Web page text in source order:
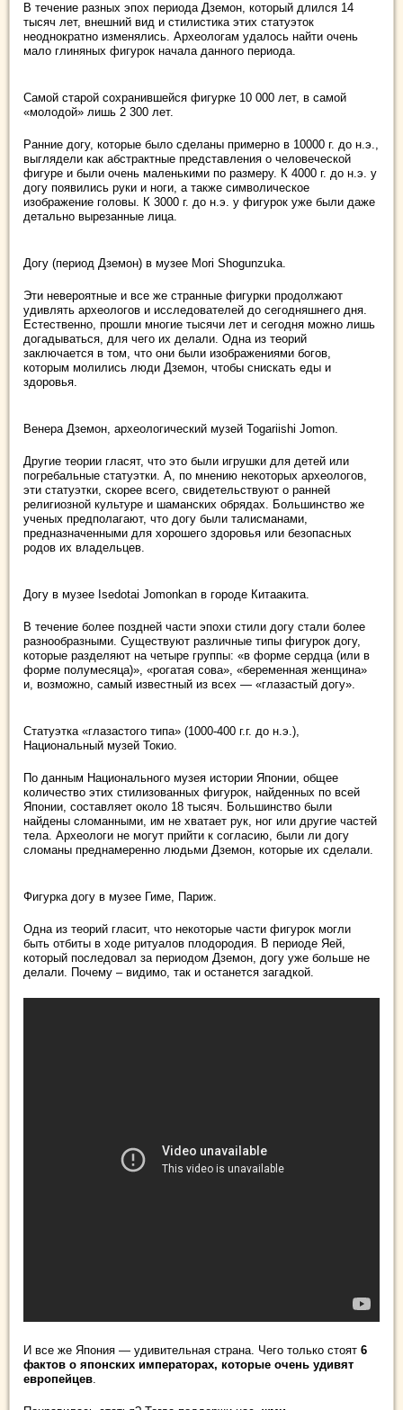
В течение разных эпох периода Дземон, который длился 14
тысяч лет, внешний вид и стилистика этих статуэток
неоднократно изменялись. Археологам удалось найти очень
мало глиняных фигурок начала данного периода.
Самой старой сохранившейся фигурке 10 000 лет, в самой
«молодой» лишь 2 300 лет.
Ранние догу, которые было сделаны примерно в 10000 г. до н.э.,
выглядели как абстрактные представления о человеческой
фигуре и были очень маленькими по размеру. К 4000 г. до н.э. у
догу появились руки и ноги, а также символическое
изображение головы. К 3000 г. до н.э. у фигурок уже были даже
детально вырезанные лица.
Догу (период Дземон) в музее Mori Shogunzuka.
Эти невероятные и все же странные фигурки продолжают
удивлять археологов и исследователей до сегодняшнего дня.
Естественно, прошли многие тысячи лет и сегодня можно лишь
догадываться, для чего их делали. Одна из теорий
заключается в том, что они были изображениями богов,
которым молились люди Дземон, чтобы снискать еды и
здоровья.
Венера Дземон, археологический музей Togariishi Jomon.
Другие теории гласят, что это были игрушки для детей или
погребальные статуэтки. А, по мнению некоторых археологов,
эти статуэтки, скорее всего, свидетельствуют о ранней
религиозной культуре и шаманских обрядах. Большинство же
ученых предполагают, что догу были талисманами,
предназначенными для хорошего здоровья или безопасных
родов их владельцев.
Догу в музее Isedotai Jomonkan в городе Китаакита.
В течение более поздней части эпохи стили догу стали более
разнообразными. Существуют различные типы фигурок догу,
которые разделяют на четыре группы: «в форме сердца (или в
форме полумесяца)», «рогатая сова», «беременная женщина»
и, возможно, самый известный из всех — «глазастый догу».
Статуэтка «глазастого типа» (1000-400 г.г. до н.э.),
Национальный музей Токио.
По данным Национального музея истории Японии, общее
количество этих стилизованных фигурок, найденных по всей
Японии, составляет около 18 тысяч. Большинство были
найдены сломанными, им не хватает рук, ног или другие частей
тела. Археологи не могут прийти к согласию, были ли догу
сломаны преднамеренно людьми Дземон, которые их сделали.
Фигурка догу в музее Гиме, Париж.
Одна из теорий гласит, что некоторые части фигурок могли
быть отбиты в ходе ритуалов плодородия. В периоде Яей,
который последовал за периодом Дземон, догу уже больше не
делали. Почему – видимо, так и останется загадкой.
И все же Япония — удивительная страна. Чего только стоят 6
фактов о японских императорах, которые очень удивят
европейцев.